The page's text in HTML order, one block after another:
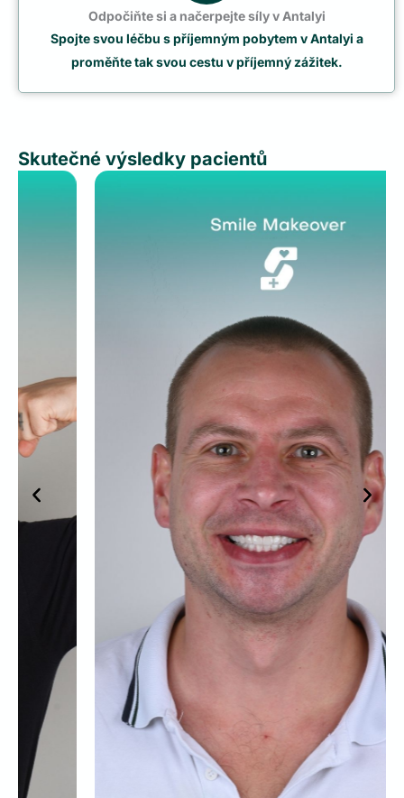
Odpočiňte si a načerpejte síly v Antalyi
Spojte svou léčbu s příjemným pobytem v Antalyi a
proměňte tak svou cestu v příjemný zážitek.
Skutečné výsledky pacientů